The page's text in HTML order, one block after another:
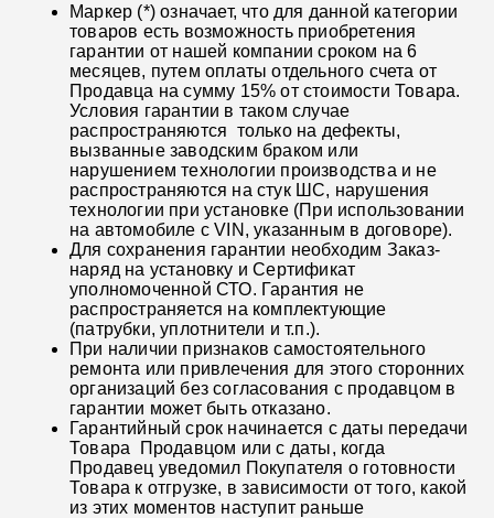
Маркер (*) означает, что для данной категории
товаров есть возможность приобретения
гарантии от нашей компании сроком на 6
месяцев, путем оплаты отдельного счета от
Продавца на сумму 15% от стоимости Товара.
Условия гарантии в таком случае
распространяются только на дефекты,
вызванные заводским браком или
нарушением технологии производства и не
распространяются на стук ШС, нарушения
технологии при установке (При использовании
на автомобиле с VIN, указанным в договоре).
Для сохранения гарантии необходим Заказ-
наряд на установку и Сертификат
уполномоченной СТО. Гарантия не
распространяется на комплектующие
(патрубки, уплотнители и т.п.).
При наличии признаков самостоятельного
ремонта или привлечения для этого сторонних
организаций без согласования с продавцом в
гарантии может быть отказано.
Гарантийный срок начинается с даты передачи
Товара Продавцом или с даты, когда
Продавец уведомил Покупателя о готовности
Товара к отгрузке, в зависимости от того, какой
из этих моментов наступит раньше